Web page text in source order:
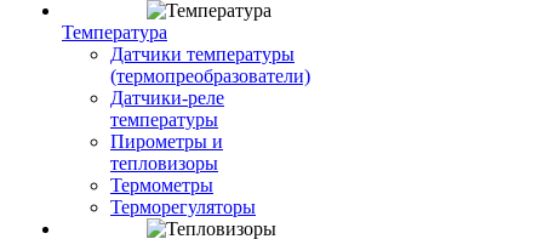
Температура
Датчики температуры
(термопреобразователи)
Датчики-реле
температуры
Пирометры и
тепловизоры
Термометры
Терморегуляторы